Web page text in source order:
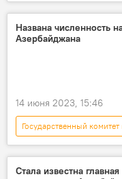
Новости
Инфляция
Статистика
Названа численность
Азербайджана
14 июня 2023, 15:46
Государственный комитет
Новости
Численность населения
Стала известна